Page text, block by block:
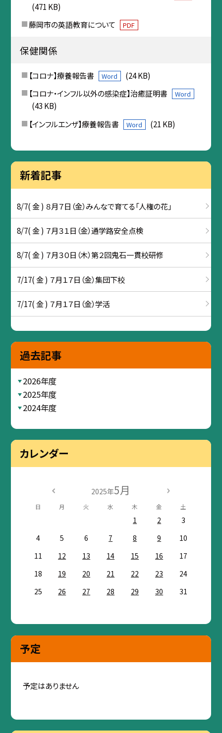
(471 KB)
藤岡市の英語教育について
PDF
保健関係
【コロナ】療養報告書 Word
(24 KB)
【コロナ・インフル以外の感染症】治癒証明書
Word
(43 KB)
【インフルエンザ】療養報告書
Word (21 KB)
新着記事
8/7( 金 ) ８月７日（金）みんなで育てる「人権の花」
8/7( 金 ) ７月３１日（金）通学路安全点検
8/7( 金 ) ７月３０日（木）第２回鬼石一貫校研修
7/17( 金 ) ７月１７日（金）集団下校
7/17( 金 ) ７月１７日（金）学活
過去記事
2026年度
2025年度
2024年度
カレンダー
2025年5月
日 月 火 水 木 金 土
1 2
3
4
5 6 7 8 9
10
11
12 13 14 15 16
17
18
19 20 21 22 23
24
25
26 27 28 29 30 31
予定
予定はありません